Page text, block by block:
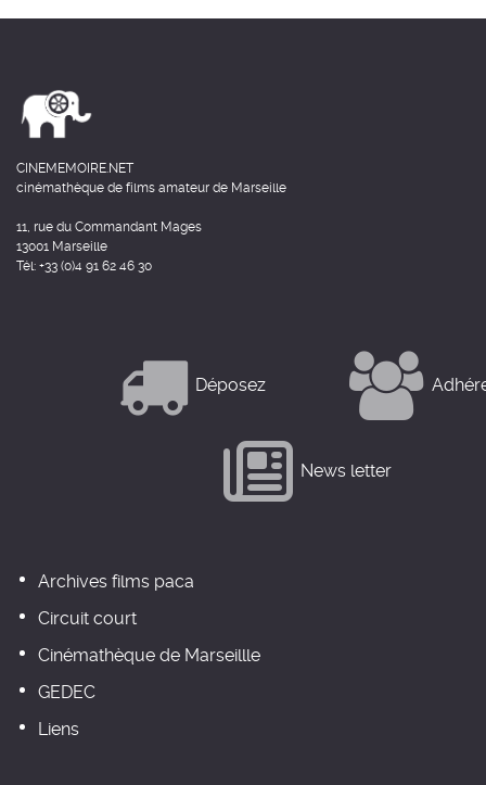
CINEMEMOIRE.NET
cinémathèque de films amateur de Marseille
11, rue du Commandant Mages
13001 Marseille
Tél: +33 (0)4 91 62 46 30
Déposez
News letter
Archives films paca
Circuit court
Cinémathèque de Marseillle
GEDEC
Liens